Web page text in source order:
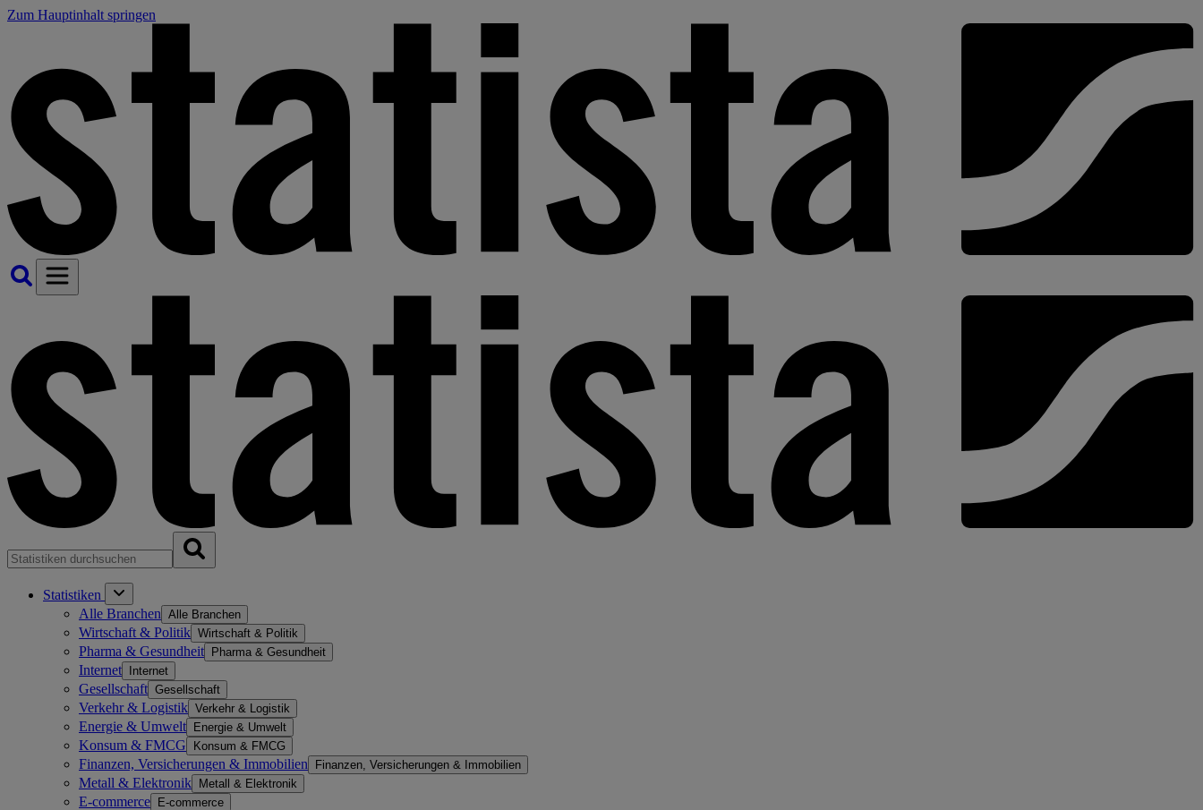
Zum Hauptinhalt springen
Statistiken
Alle Branchen Alle Branchen
Wirtschaft & Politik Wirtschaft & Politik
Pharma & Gesundheit Pharma & Gesundheit
Internet Internet
Gesellschaft Gesellschaft
Verkehr & Logistik Verkehr & Logistik
Energie & Umwelt Energie & Umwelt
Konsum & FMCG Konsum & FMCG
Finanzen, Versicherungen & Immobilien Finanzen, Versicherungen & Immobilien
Metall & Elektronik Metall & Elektronik
E-commerce E-commerce